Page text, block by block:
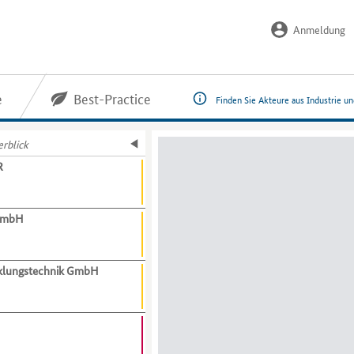
Best-Practice Finden Sie Akteure aus Industrie
Anmeldung
GmbH